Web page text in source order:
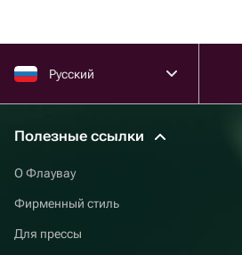
Русский
Полезные ссылки
О Флаувау
Фирменный стиль
Для прессы